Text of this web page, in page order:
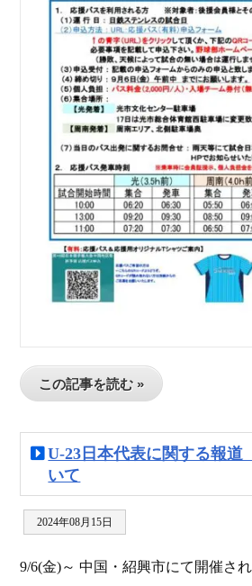
この記事を読む »
U-23日本代表に関する報道
いて
2024年08月15日
9/6(金)～ 中国・紹興市にて開催さ